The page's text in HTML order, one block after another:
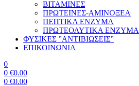
ΒΙΤΑΜΙΝΕΣ
ΠΡΩΤΕΙΝΕΣ-ΑΜΙΝΟΞΕΑ
ΠΕΠΤΙΚΑ ΕΝΖΥΜΑ
ΠΡΩΤΕΟΛΥΤΙΚΑ ΕΝΖΥΜΑ
ΦΥΣΙΚΕΣ ”ΑΝΤΙΒΙΩΣΕΙΣ”
ΕΠΙΚΟΙΝΩΝΙΑ
0
0 €0.00
0 €0.00